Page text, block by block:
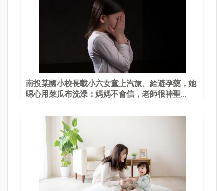
南投某國小校長載小六女童上汽旅、給避孕藥，她
噁心用菜瓜布洗澡：媽媽不會信，老師很神聖…